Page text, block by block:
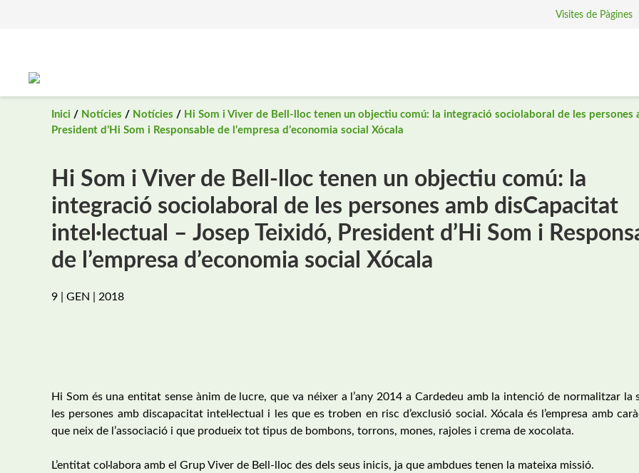
Visites de Pàgines
Inici / Notícies / Notícies / Hi Som i Viver de Bell-lloc tenen un objectiu comú: la integració sociolaboral de les persones
President d’Hi Som i Responsable de l’empresa d’economia social Xócala
Hi Som i Viver de Bell-lloc tenen un objectiu comú: la
integració sociolaboral de les persones amb disCapacitat
intel·lectual – Josep Teixidó, President d’Hi Som i
de l’empresa d’economia social Xócala
9 | GEN | 2018
Hi Som és una entitat sense ànim de lucre, que va néixer a l’any 2014 a Cardedeu amb la intenció de normalitzar la
les persones amb discapacitat intel·lectual i les que es troben en risc d’exclusió social. Xócala és l’empresa amb
que neix de l’associació i que produeix tot tipus de bombons, torrons, mones, rajoles i crema de xocolata.
L’entitat col·labora amb el Grup Viver de Bell-lloc des dels seus inicis, ja que ambdues tenen la mateixa missió.